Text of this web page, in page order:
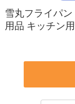
雪丸フライパ
用品 キッチン